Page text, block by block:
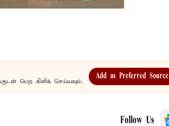
பெற கிளிக் செய்யவும்.
Add as Preferred Source
Follow Us